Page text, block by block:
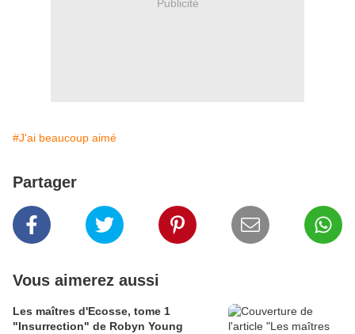
Publicité
#J'ai beaucoup aimé
Partager
Vous aimerez aussi
Les maîtres d'Ecosse, tome 1
"Insurrection" de Robyn Young